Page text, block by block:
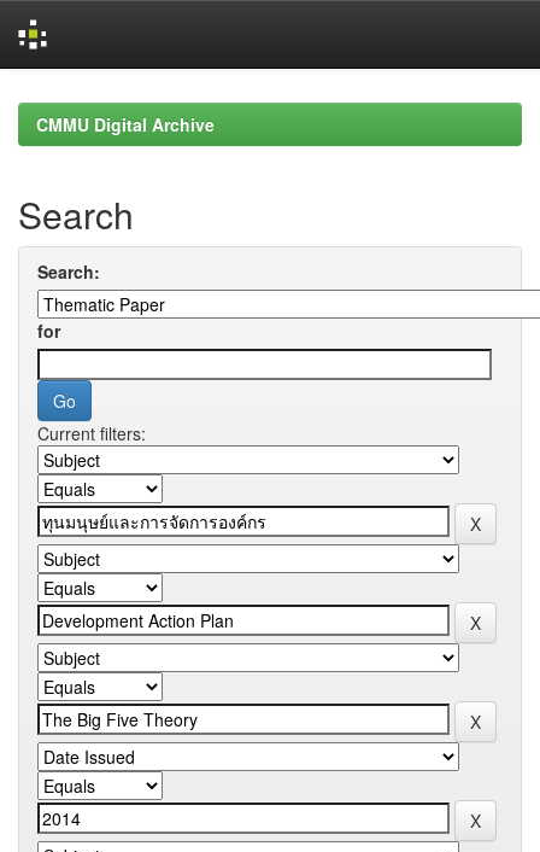
navigationCMMU Digital Archive
Search
Search:
for
Current filters: